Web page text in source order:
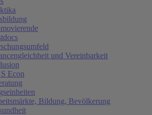
und Vereinbarkeit
Econ
Bildung, Bevölkerung